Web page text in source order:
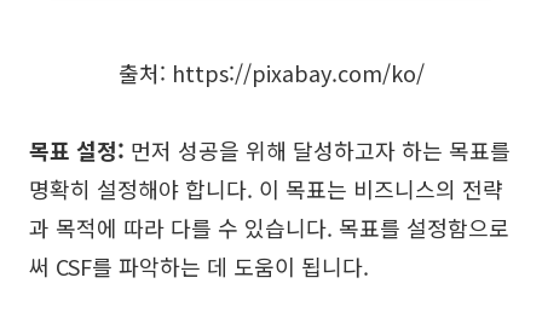
출처: https://pixabay.com/ko/
목표 설정: 먼저 성공을 위해 달성하고자 하는 목표를
명확히 설정해야 합니다. 이 목표는 비즈니스의 전략
과 목적에 따라 다를 수 있습니다. 목표를 설정함으로
써 CSF를 파악하는 데 도움이 됩니다.